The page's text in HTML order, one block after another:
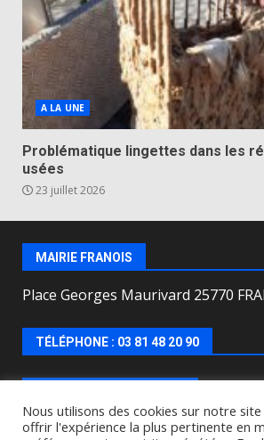
A LA UNE
Problématique lingettes dans les
usées
23 juillet 2026
MAIRIE FRANOIS
Place Georges Maurivard 25770
TÉLÉPHONE : 03 81 48 20 90
Lundi, mercredi, jeudi, vendredi de :
Nous utilisons des cookies sur notre
offrir l'expérience la plus pertinente en